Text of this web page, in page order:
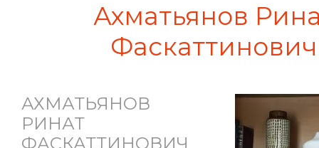
Ахматьянов
Фаскаттинович
АХМАТЬЯНОВ
РИНАТ
ФАСКАТТИНОВИЧ